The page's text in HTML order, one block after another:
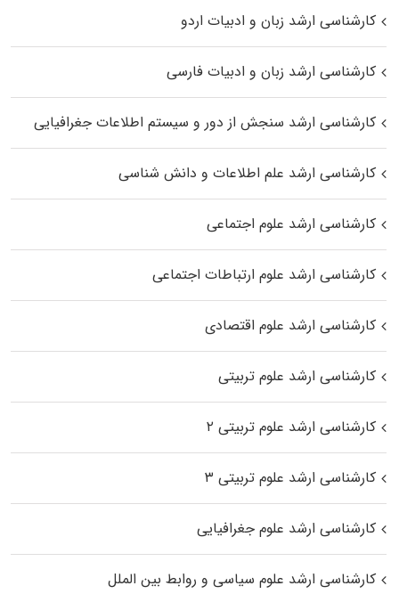
کارشناسی ارشد زبان و ادبیات اردو
کارشناسی ارشد زبان و ادبیات فارسی
کارشناسی ارشد سنجش از دور و سیستم اطلاعات جغرافیایی
کارشناسی ارشد علم اطلاعات و دانش شناسی
کارشناسی ارشد علوم اجتماعی
کارشناسی ارشد علوم ارتباطات اجتماعی
کارشناسی ارشد علوم اقتصادی
کارشناسی ارشد علوم تربیتی
کارشناسی ارشد علوم تربیتی ۲
کارشناسی ارشد علوم تربیتی ۳
کارشناسی ارشد علوم جغرافیایی
کارشناسی ارشد علوم سیاسی و روابط بین الملل